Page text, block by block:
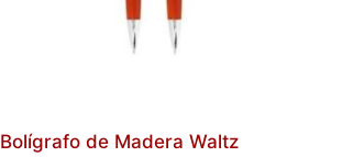
Bolígrafo de Madera Waltz